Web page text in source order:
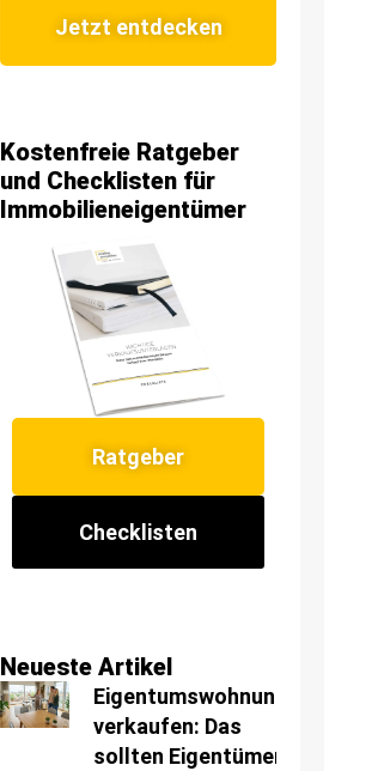
Jetzt entdecken
Kostenfreie Ratgeber
und Checklisten für
Immobilieneigentümer
Ratgeber
Checklisten
Neueste Artikel
Eigentumswohnung
verkaufen: Das
sollten Eigentümer